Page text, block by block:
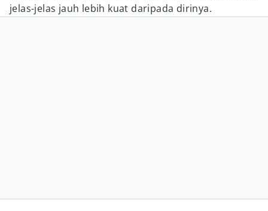
jelas-jelas jauh lebih kuat daripada dirinya.